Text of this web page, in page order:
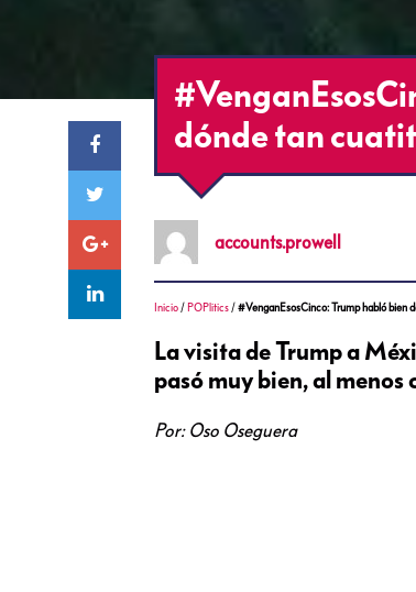
dónde tan
accounts.prowell
Inicio / POPlitics /#VenganEsosCinco: Trump habló bien
La visita de Trump a
pasó muy bien, al
Por: Oso Oseguera